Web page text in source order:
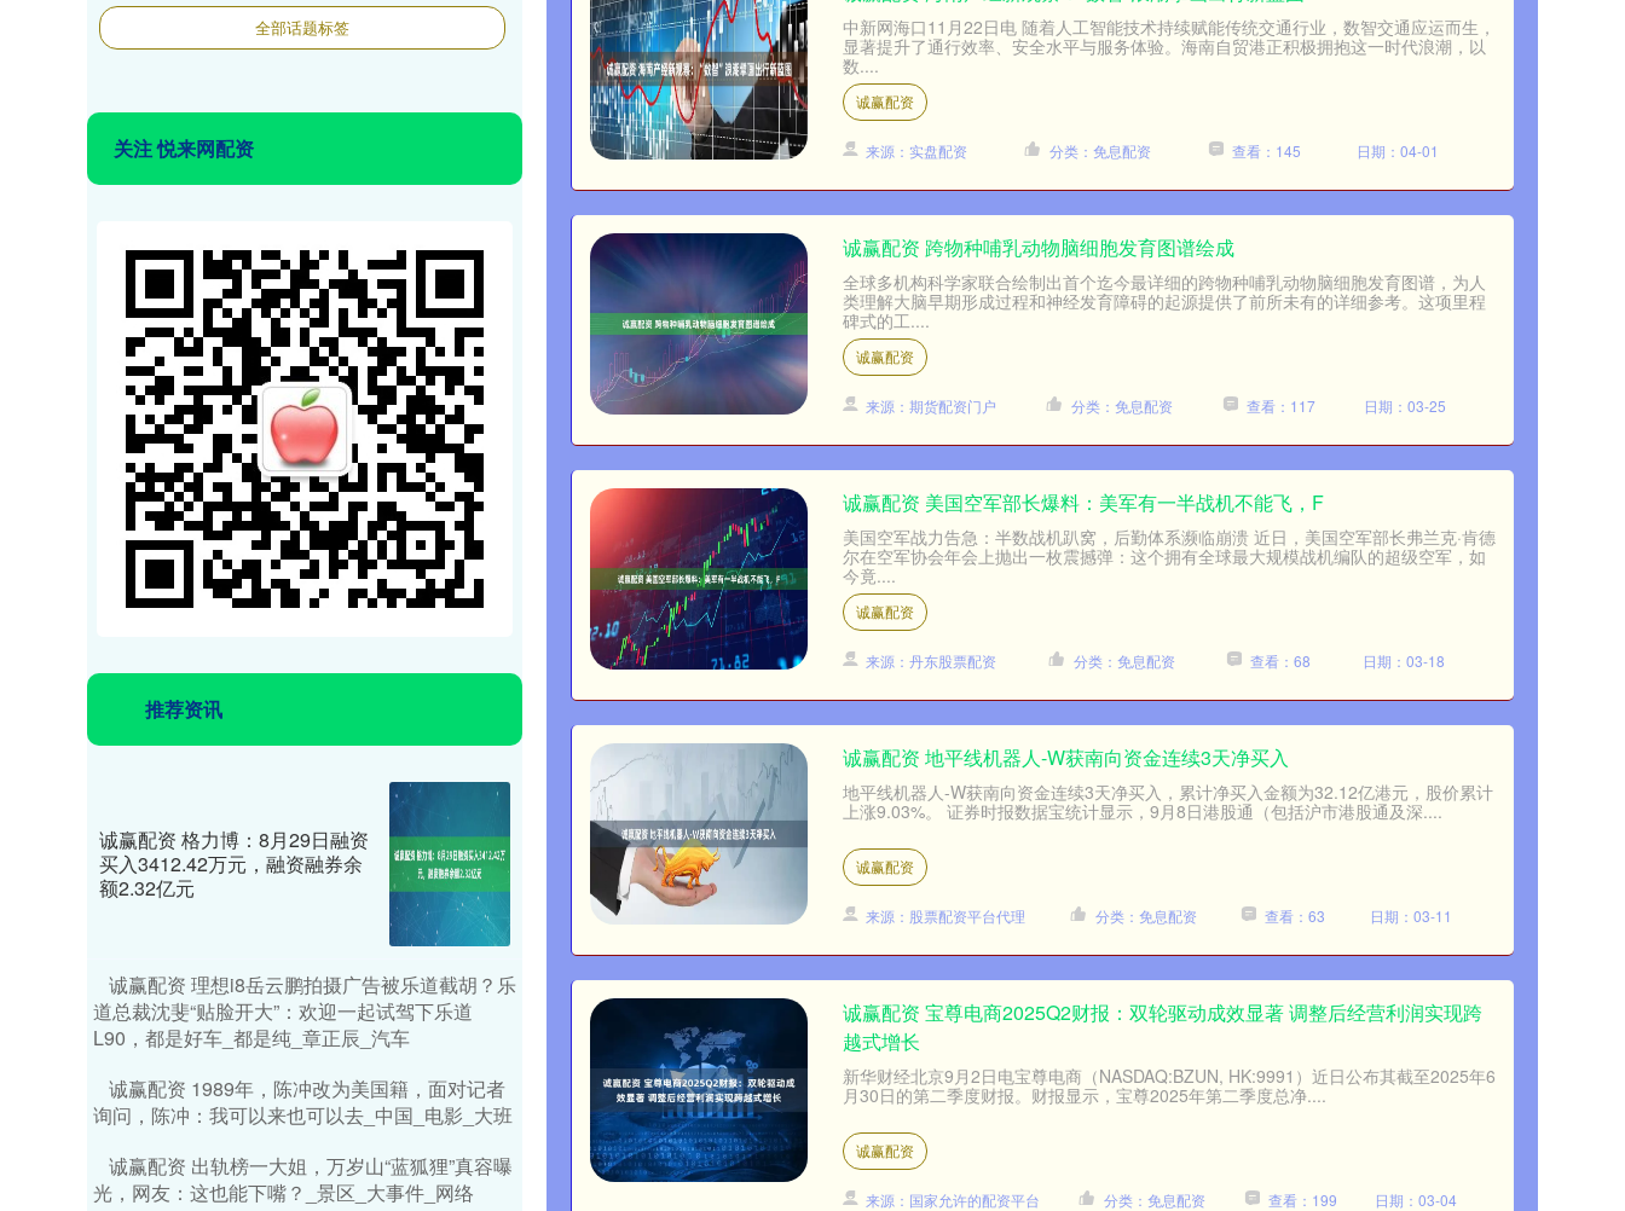
中新网海口11月22日电 随着人工智能技术持续赋能传统交通行业，数智交通应运而生，
显著提升了通行效率、安全水平与服务体验。海南自贸港正积极拥抱这一时代浪潮，以
数....
诚赢配资
来源：实盘配资 分类：免息配资 查看：145 日期：04-01
诚赢配资 跨物种哺乳动物脑细胞发育图谱绘成
全球多机构科学家联合绘制出首个迄今最详细的跨物种哺乳动物脑细胞发育图谱，为人
类理解大脑早期形成过程和神经发育障碍的起源提供了前所未有的详细参考。这项里程
碑式的工....
诚赢配资
来源：期货配资门户 分类：免息配资 查看：117 日期：03-25
诚赢配资 美国空军部长爆料：美军有一半战机不能飞，F
美国空军战力告急：半数战机趴窝，后勤体系濒临崩溃 近日，美国空军部长弗兰克·肯德
尔在空军协会年会上抛出一枚震撼弹：这个拥有全球最大规模战机编队的超级空军，如
今竟....
诚赢配资
来源：丹东股票配资 分类：免息配资 查看：68 日期：03-18
诚赢配资 地平线机器人-W获南向资金连续3天净买入
地平线机器人-W获南向资金连续3天净买入，累计净买入金额为32.12亿港元，股价累计
上涨9.03%。 证券时报数据宝统计显示，9月8日港股通（包括沪市港股通及深....
诚赢配资
来源：股票配资平台代理 分类：免息配资 查看：63 日期：03-11
诚赢配资 宝尊电商2025Q2财报：双轮驱动成效显著 调整后经营利润实现跨
越式增长
新华财经北京9月2日电宝尊电商（NASDAQ:BZUN, HK:9991）近日公布其截至2025年6
月30日的第二季度财报。财报显示，宝尊2025年第二季度总净....
诚赢配资
来源：国家允许的配资平台 分类：免息配资 查看：199 日期：03-04
全部话题标签
关注 悦来网配资
推荐资讯
诚赢配资 格力博：8月29日融资
买入3412.42万元，融资融券余
额2.32亿元
诚赢配资 理想i8岳云鹏拍摄广告被乐道截胡？乐
道总裁沈斐“贴脸开大”：欢迎一起试驾下乐道
L90，都是好车_都是纯_章正辰_汽车
诚赢配资 1989年，陈冲改为美国籍，面对记者
询问，陈冲：我可以来也可以去_中国_电影_大班
诚赢配资 出轨榜一大姐，万岁山“蓝狐狸”真容曝
光，网友：这也能下嘴？_景区_大事件_网络